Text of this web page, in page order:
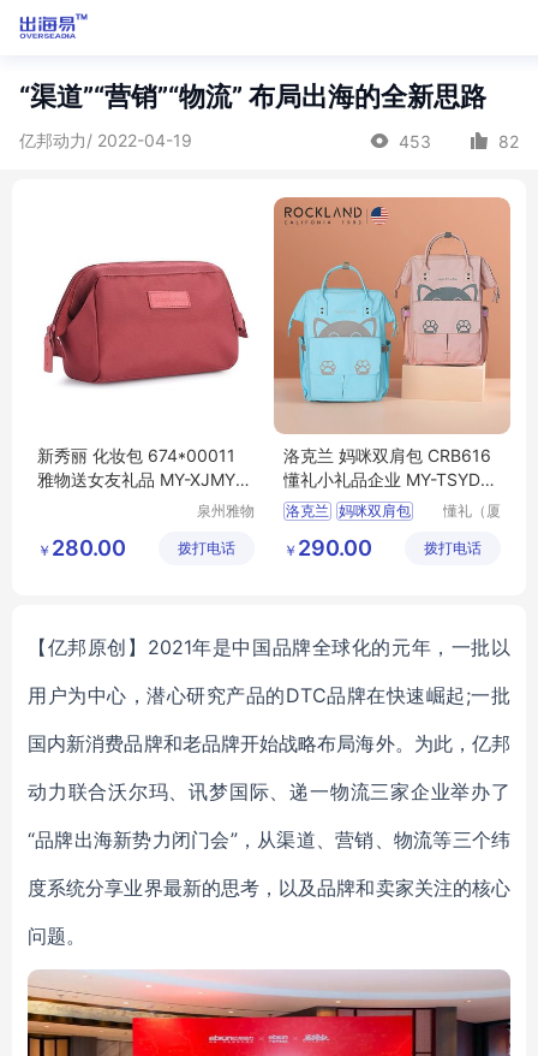
“渠道”“营销”“物流” 布局出海的全新思路
亿邦动力/ 2022-04-19 453 82
新秀丽 化妆包 674*00011
雅物送女友礼品 MY-XJMY-
泉州雅物
公司
￥ 280.00 拨打电话
洛克兰 妈咪双肩包 CRB616
懂礼小礼品企业 MY-TSYD-
(T)-32
洛克兰 妈咪双肩包
MY TSYD T
懂礼（厦
链有限公
￥ 290.00 拨打电话
【亿邦原创】2021年是中国品牌全球化的元年，一批以
用户为中心，潜心研究产品的DTC品牌在快速崛起;一批
国内新消费品牌和老品牌开始战略布局海外。为此，亿邦
动力联合沃尔玛、讯梦国际、递一物流三家企业举办了
“品牌出海新势力闭门会”，从渠道、营销、物流等三个纬
度系统分享业界最新的思考，以及品牌和卖家关注的核心
问题。